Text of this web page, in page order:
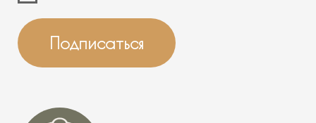
PR@BANNAYAMEKKA.RU
SALES@BANNAYAMEKKA.RU
INFO@BANNAYAMEKKA.RU
НАШИ ПРОЕКТЫ